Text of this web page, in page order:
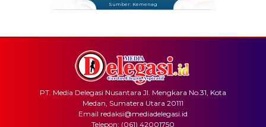
Sumber: Kemenag
PT. Media Delegasi Nusantara Jl. Mengkara No.31, Kota
Medan, Sumatera Utara 20111
Email redaksi@mediadelegasi.id
Telepon: (061) 42001750